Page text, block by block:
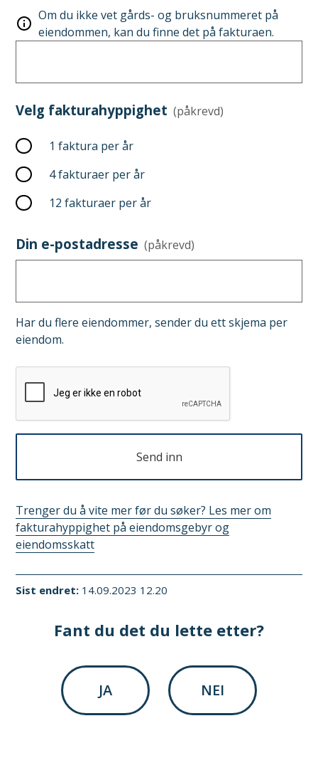
Om du ikke vet gårds- og bruksnummeret på
eiendommen, kan du finne det på fakturaen.
Velg fakturahyppighet (påkrevd)
1 faktura per år
4 fakturaer per år
12 fakturaer per år
Din e-postadresse (påkrevd)
Har du flere eiendommer, sender du ett skjema per
eiendom.
Send inn
Trenger du å vite mer før du søker? Les mer om
fakturahyppighet på eiendomsgebyr og
eiendomsskatt
Sist endret 14.09.2023 12.20
Fant du det du lette etter?
JA NEI